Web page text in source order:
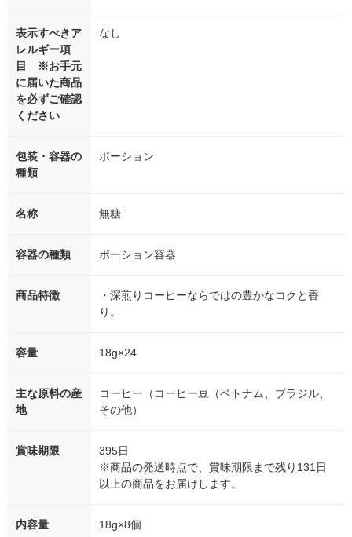
表示すべきア
レルギー項
目 ※お手元
に届いた商品
を必ずご確認
ください
なし
包装・容器の
種類
ポーション
名称 無糖
容器の種類 ポーション容器
商品特徴
・深煎りコーヒーならではの豊かなコクと香
り。
容量 18g×24
主な原料の産
地
コーヒー（コーヒー豆（ベトナム、ブラジル、
その他）
賞味期限
395日
※商品の発送時点で、賞味期限まで残り131日
以上の商品をお届けします。
内容量 18g×8個